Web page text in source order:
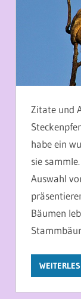
Zitate und
habe ein
sie
Auswahl
Bäumen